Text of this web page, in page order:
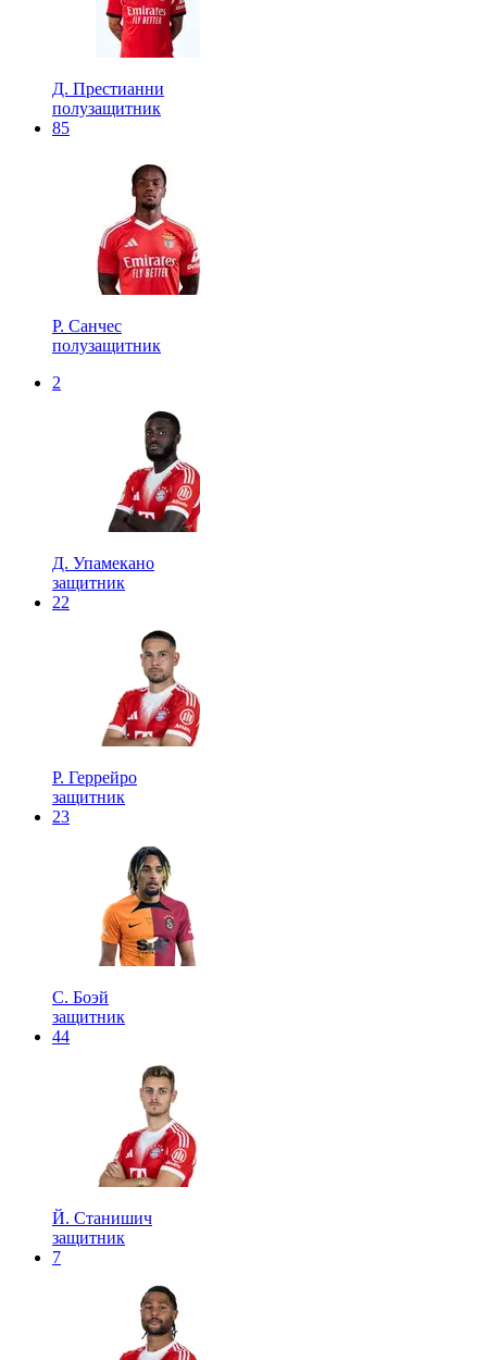
Д. Престианни
полузащитник
85
Р. Санчес
полузащитник
2
Д. Упамекано
защитник
22
Р. Геррейро
защитник
23
С. Боэй
защитник
44
Й. Станишич
защитник
7